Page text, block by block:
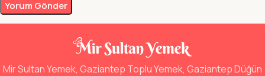
Mir Sultan Yemek, Gaziantep Toplu Yemek, Gaziantep Düğün